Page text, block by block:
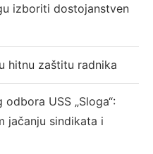
izboriti dostojanstven
hitnu zaštitu radnika
USS „Sloga“:
jačanju sindikata i